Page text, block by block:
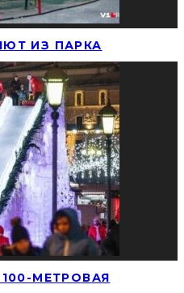
ИЗ ПАРКА
МЕТРОВАЯ